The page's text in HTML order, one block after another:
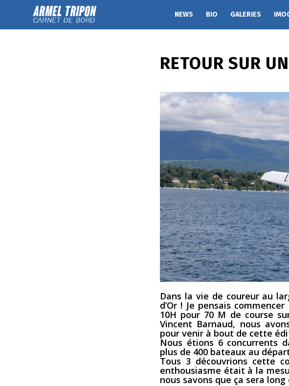
NEWS BIO GALERIES
RETOUR SUR
Dans la vie de coureur au
d’Or ! Je pensais
10H pour 70 M de course
Vincent Barnaud, nous
pour venir à bout de cette
Nous étions 6 concurrents
plus de 400 bateaux au
Tous 3 découvrions cette
enthousiasme était à la
nous savons que ça sera